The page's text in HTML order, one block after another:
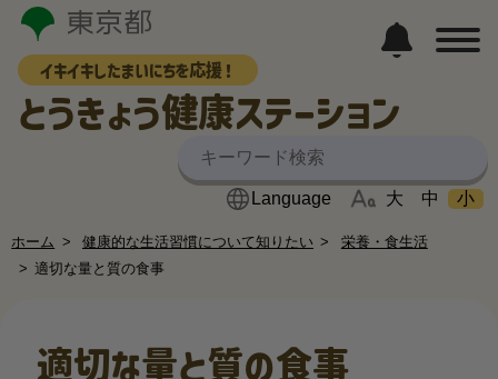
イキイキしたまいにちを応援！
とうきょう健康ステーション
大 中 小
ホーム 健康的な生活習慣について知りたい
栄養・食生活
適切な量と質の食事
適切な量と質の食事